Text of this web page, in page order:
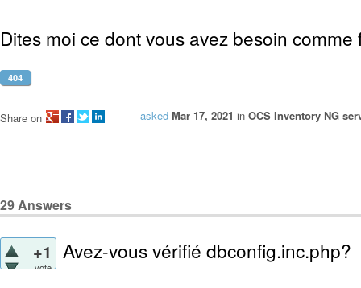
Dites moi ce dont vous avez besoin comme
404
asked Mar 17, 2021 in OCS Inventory NG
Share on
29Answers
+1
vote
Avez-vous vérifié dbconfig.inc.php?